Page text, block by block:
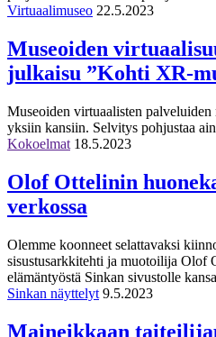
Virtuaalimuseo 22.5.2023
Museoiden
julkaisu ”Kohti XR-
Museoiden virtuaalisten
yksiin kansiin. Selvitys pohjustaa
Kokoelmat 18.5.2023
Olof Ottelinin
verkossa
Olemme koonneet selattavaksi
sisustusarkkitehti ja muotoilija Olof
elämäntyöstä Sinkan sivustolle
Sinkan näyttelyt 9.5.2023
Maineikkaan